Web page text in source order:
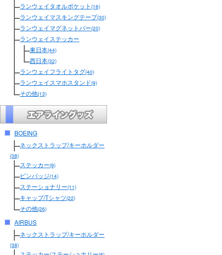
ランウェイタオルポケット (16)
ランウェイマスキングテープ(30)
ランウェイマグネットバー(20)
ランウェイステッカー
東日本(44)
西日本(32)
ランウェイフライトタグ(40)
ランウェイスマホスタンド(9)
その他(13)
BOEING
ネックストラップ/キーホルダー
(38)
ステッカー(9)
ピンバッジ(14)
ステーショナリー(11)
キャップ/Tシャツ(22)
その他(26)
AIRBUS
ネックストラップ/キーホルダー
(38)